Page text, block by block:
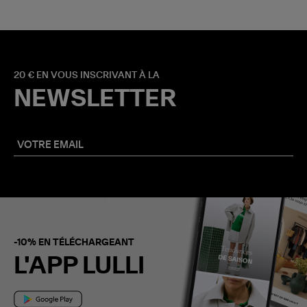
20 € EN VOUS INSCRIVANT À LA
NEWSLETTER
-10% EN TÉLÉCHARGEANT
L'APP LULLI